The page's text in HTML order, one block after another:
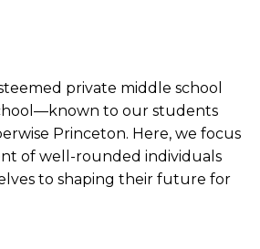
private middle school
to our students
Princeton. Here, we focus
of well-rounded individuals
to shaping their future for